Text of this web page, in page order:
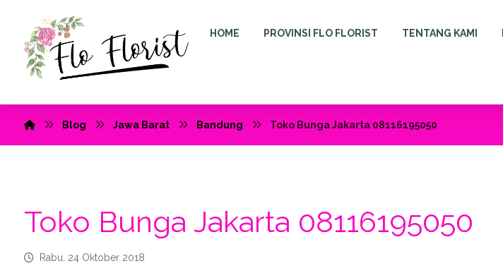
HOME PROVINSI FLO FLORIST TENTANG KAMI
Blog Jawa Barat Bandung Toko Bunga Jakarta 08116195050
Toko Bunga Jakarta 08116195050
Rabu, 24 Oktober 2018